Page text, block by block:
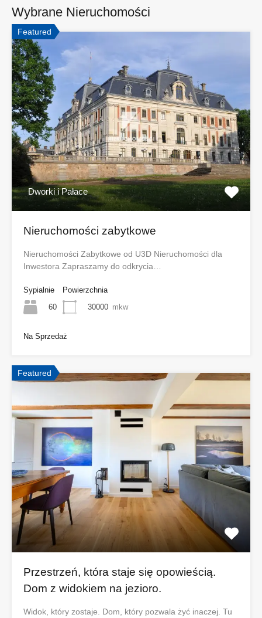
Wybrane Nieruchomości
Featured
Dworki i Pałace
Nieruchomości zabytkowe
Nieruchomości Zabytkowe od U3D Nieruchomości dla
Inwestora Zapraszamy do odkrycia…
Sypialnie
60
Powierzchnia
30000 mkw
Na Sprzedaż
Featured
Przestrzeń, która staje się opowieścią.
Dom z widokiem na jezioro.
Widok, który zostaje. Dom, który pozwala żyć inaczej. Tu